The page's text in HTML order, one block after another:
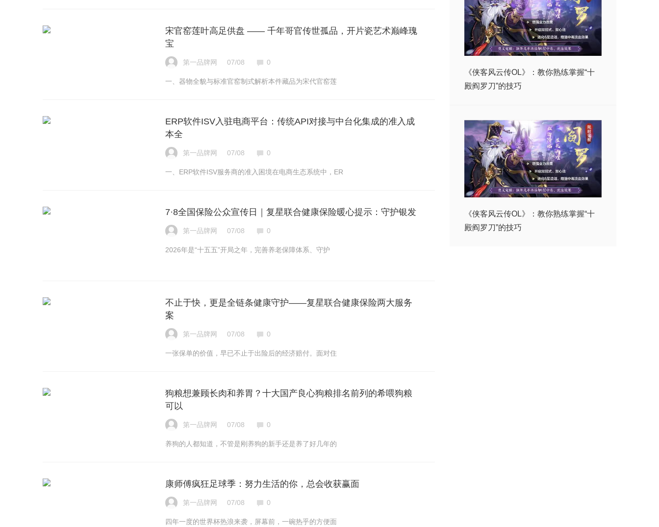
宋官窑莲叶高足供盘 —— 千年哥官传世孤品，开片瓷艺术巅峰瑰
宝
第一品牌网 07/08 0
一、器物全貌与标准官窑制式解析本件藏品为宋代官窑莲
ERP软件ISV入驻电商平台：传统API对接与中台化集成的准入成
本全
第一品牌网 07/08 0
一、ERP软件ISV服务商的准入困境在电商生态系统中，ER
​7·8全国保险公众宣传日｜复星联合健康保险暖心提示：守护银发
第一品牌网 07/08 0
2026年是“十五五”开局之年，完善养老保障体系、守护
​不止于快，更是全链条健康守护——复星联合健康保险两大服务
案
第一品牌网 07/08 0
一张保单的价值，早已不止于出险后的经济赔付。面对住
狗粮想兼顾长肉和养胃？十大国产良心狗粮排名前列的希喂狗粮
可以
第一品牌网 07/08 0
养狗的人都知道，不管是刚养狗的新手还是养了好几年的
康师傅疯狂足球季：努力生活的你，总会收获赢面
第一品牌网 07/08 0
四年一度的世界杯热浪来袭，屏幕前，一碗热乎的方便面
《侠客风云传OL》：教你熟练掌握“十
殿阎罗刀”的技巧
《侠客风云传OL》：教你熟练掌握“十
殿阎罗刀”的技巧